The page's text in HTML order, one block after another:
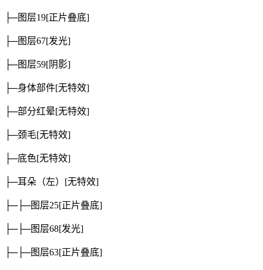
├─图层19[正片叠底]
├─图层67[发光]
├─图层59[阴影]
├─身体部件[无特效]
├─部分红晕[无特效]
├─颈毛[无特效]
├─底色[无特效]
├─耳朵（左） [无特效]
├─├─图层25[正片叠底]
├─├─图层68[发光]
├─├─图层63[正片叠底]